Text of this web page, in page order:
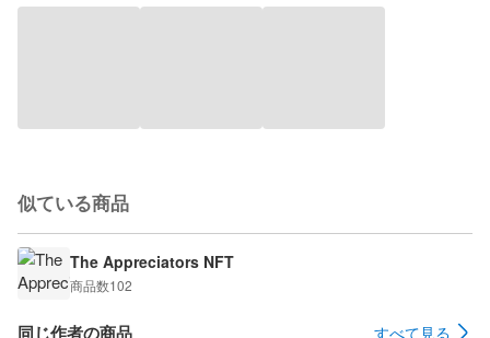
似ている商品
The Appreciators NFT
商品数102
同じ作者の商品 すべて見る